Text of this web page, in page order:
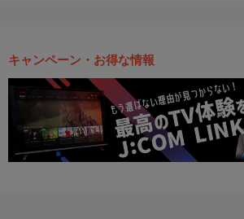
キャンペーン・お得な情報